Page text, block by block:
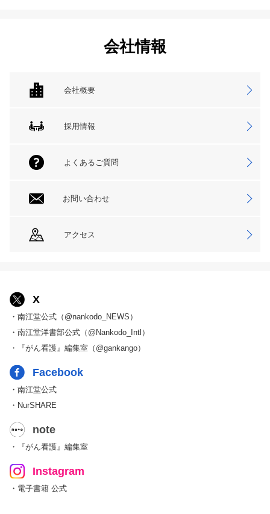
会社情報
会社概要
採用情報
よくあるご質問
お問い合わせ
アクセス
X
・南江堂公式（@nankodo_NEWS）
・南江堂洋書部公式（@Nankodo_Intl）
・『がん看護』編集室（@gankango）
Facebook
・南江堂公式
・NurSHARE
note
・『がん看護』編集室
Instagram
・電子書籍 公式